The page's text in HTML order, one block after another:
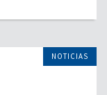
NOTICIAS